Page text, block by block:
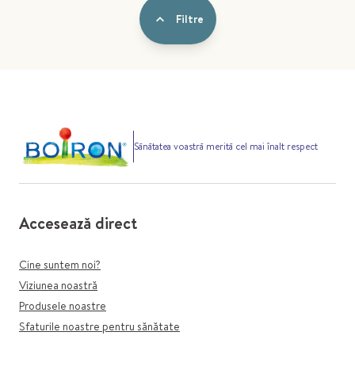
Filtre
Sănătatea voastră merită cel mai înalt respect
Accesează direct
Cine suntem noi?
Viziunea noastră
Produsele noastre
Sfaturile noastre pentru sănătate